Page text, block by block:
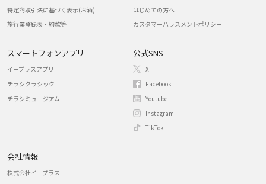
特定商取引法に基づく表示(お酒)
旅行業登録表・約款等
はじめての方へ
カスタマーハラスメントポリシー
スマートフォンアプリ
イープラスアプリ
チラシクラシック
チラシミュージアム
公式SNS
X
Facebook
Youtube
Instagram
TikTok
会社情報
株式会社イープラス